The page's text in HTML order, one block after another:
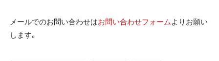
メールでのお問い合わせはお問い合わせフォームよりお願い
します。